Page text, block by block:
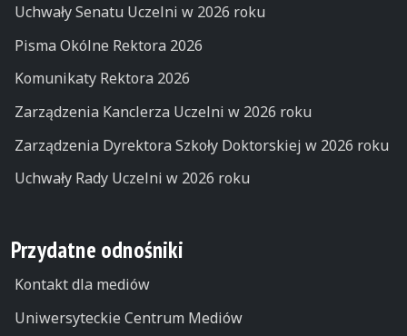
Uchwały Senatu Uczelni w 2026 roku
Pisma Okólne Rektora 2026
Komunikaty Rektora 2026
Zarządzenia Kanclerza Uczelni w 2026 roku
Zarządzenia Dyrektora Szkoły Doktorskiej w 2026 roku
Uchwały Rady Uczelni w 2026 roku
Przydatne odnośniki
Kontakt dla mediów
Uniwersyteckie Centrum Mediów